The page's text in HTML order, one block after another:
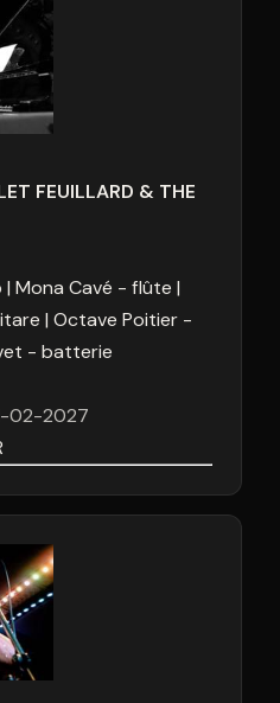
FEUILLARD & THE
Mona Cavé - flûte
Octave Poitier -
- batterie
02-2027